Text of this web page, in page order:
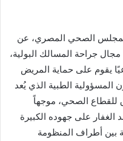
الصحي المصري، عن
جراحة المسالك البولية،
يقوم على حماية المريض
الطبية الذي يُعد
للقطاع الصحي، موجهاً
الغفار على جهوده الكبيرة
بين أطراف المنظومة